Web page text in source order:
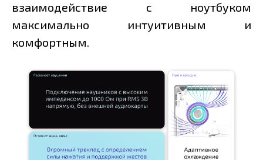
взаимодействие с ноутбуком
максимально интуитивным и
комфортным.